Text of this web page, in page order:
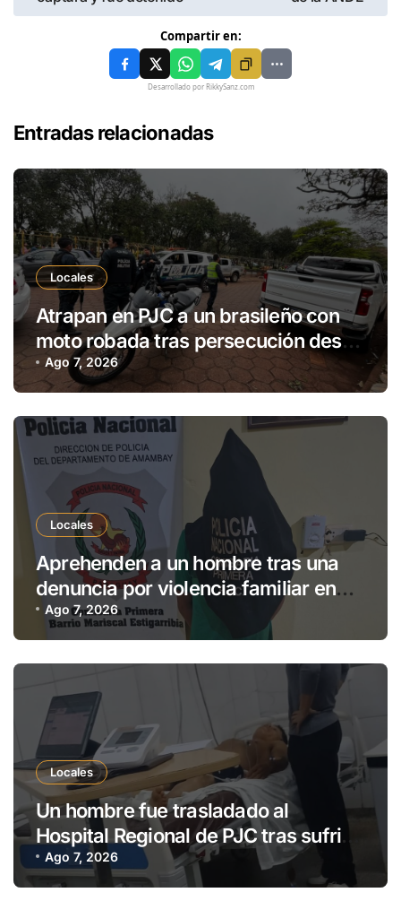
Compartir en:
Desarrollado por RikkySanz.com
Entradas relacionadas
Locales
Atrapan en PJC a un brasileño con
moto robada tras persecución desde
Ponta Porã
Ago 7, 2026
Locales
Aprehenden a un hombre tras una
denuncia por violencia familiar en
Pedro Juan Caballero
Ago 7, 2026
Locales
Un hombre fue trasladado al
Hospital Regional de PJC tras sufrir
una descarga eléctrica
Ago 7, 2026